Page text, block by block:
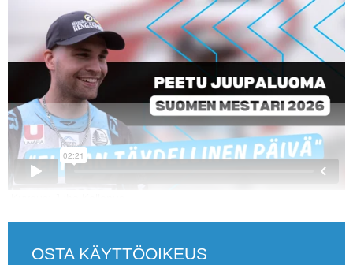
YHTEYSTIEDOT
OSTA KÄYTTÖOIKEUS